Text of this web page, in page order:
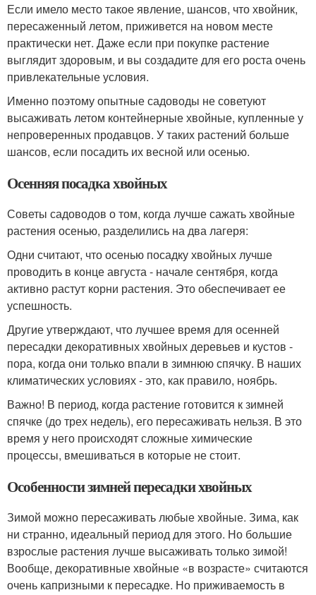
Если имело место такое явление, шансов, что хвойник,
пересаженный летом, приживется на новом месте
практически нет. Даже если при покупке растение
выглядит здоровым, и вы создадите для его роста очень
привлекательные условия.
Именно поэтому опытные садоводы не советуют
высаживать летом контейнерные хвойные, купленные у
непроверенных продавцов. У таких растений больше
шансов, если посадить их весной или осенью.
Осенняя посадка хвойных
Советы садоводов о том, когда лучше сажать хвойные
растения осенью, разделились на два лагеря:
Одни считают, что осенью посадку хвойных лучше
проводить в конце августа - начале сентября, когда
активно растут корни растения. Это обеспечивает ее
успешность.
Другие утверждают, что лучшее время для осенней
пересадки декоративных хвойных деревьев и кустов -
пора, когда они только впали в зимнюю спячку. В наших
климатических условиях - это, как правило, ноябрь.
Важно! В период, когда растение готовится к зимней
спячке (до трех недель), его пересаживать нельзя. В это
время у него происходят сложные химические
процессы, вмешиваться в которые не стоит.
Особенности зимней пересадки хвойных
Зимой можно пересаживать любые хвойные. Зима, как
ни странно, идеальный период для этого. Но большие
взрослые растения лучше высаживать только зимой!
Вообще, декоративные хвойные «в возрасте» считаются
очень капризными к пересадке. Но приживаемость в